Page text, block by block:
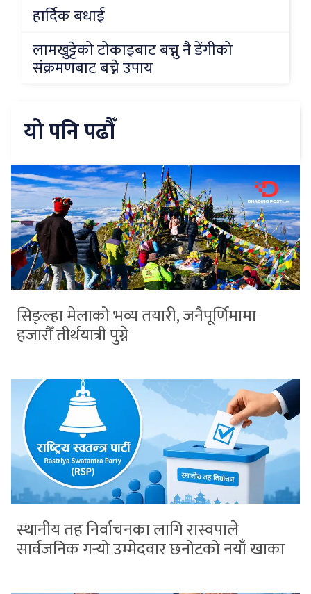
हार्दिक बधाई
लामखुट्टेको टोकाइबाट बच्नु नै डेंगीको
संक्रमणबाट बच्ने उपाय
यो पनि पढौँ
सिङ्ल्हा मेलाको भव्य तयारी, जनैपूर्णिमामा
हजारौँ तीर्थयात्री पुग्ने
स्थानीय तह निर्वाचनका लागि रास्वपाले
सार्वजनिक गर्‍यो उम्मेदवार छनोटको नयाँ खाका